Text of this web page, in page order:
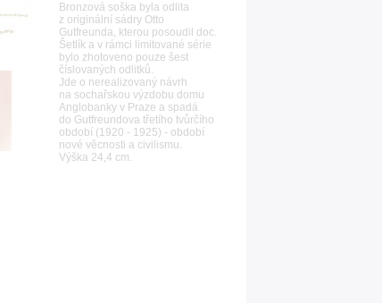
Bronzová soška byla odlita
z originální sádry Otto
Gutfreunda, kterou posoudil doc.
Šetlík a v rámci limitované série
bylo zhotoveno pouze šest
číslovaných odlitků.
Jde o nerealizovaný návrh
na sochařskou výzdobu domu
Anglobanky v Praze a spadá
do Gutfreundova třetího tvůrčího
období (1920 - 1925) - období
nové věcnosti a civilismu.
Výška 24,4 cm.